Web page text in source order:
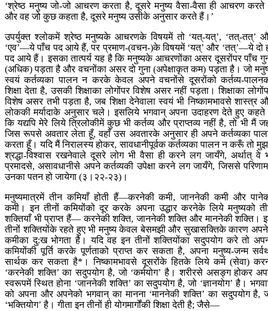
‘श्रेष्ठ मनुष्य जो-जो आचरण करता है, दूसरे मनुष्य वैसा-वैसा ही आचरण करते
और वह जो कुछ कहता है, दूसरे मनुष्य उसीके अनुसार करते हैं।’
उपर्युक्त श्लोकमें श्रेष्ठ मनुष्यके आचरणके विषयमें तो ‘यत्-यत्’, ‘तत्-तत्’
‘एव’—ये पाँच पद आये हैं, पर प्रमाण-(वचन-)के विषयमें ‘यत्’ और ‘तत्’—ये दो
पद आये हैं। इसका तात्पर्य यह है कि मनुष्यके आचरणोंका असर दूसरोंपर पाँच
(अधिक) पड़ता है और वचनोंका असर दो गुना (अपेक्षाकृत कम) पड़ता है। जो
स्वयं कर्तव्यका पालन न करके केवल अपने वचनोंसे दूसरोंको कर्तव्य-
शिक्षा देता है, उसकी शिक्षाका लोगोंपर विशेष असर नहीं पड़ता। शिक्षाका
विशेष असर तभी पड़ता है, जब शिक्षा देनेवाला स्वयं भी निष्कामभावसे शास्त्र
लोककी मर्यादाके अनुसार चले। इसलिये भगवान् अपना उदाहरण देते हुए कहते
कि यद्यपि मेरे लिये त्रिलोकीमें कुछ भी कर्तव्य और प्राप्तव्य नहीं है, तो भी मैं
जिस रूपसे अवतार लेता हूँ, वहाँ उस अवतारके अनुसार ही अपने कर्तव्यका
करता हूँ। यदि मैं निरालस्य होकर, सावधानीपूर्वक कर्तव्यका पालन न करूँ तो
श्रद्धा-विश्वास रखनेवाले दूसरे लोग भी वैसा ही करने लग जायँगे, अर्थात् वे
प्रमादसे, असावधानीसे अपने कर्तव्यकी उपेक्षा करने लग जायँगे, जिससे
उनका पतन हो जायेगा (३।२२-२३)।
मनुष्यमात्रमें तीन कमियाँ होती हैं—करनेकी कमी, जाननेकी कमी और
कमी। इन तीनों कमियोंको दूर करके अपना उद्धार करनेके लिये मनुष्यको
शक्तियाँ भी प्राप्त हैं— करनेकी शक्ति, जाननेकी शक्ति और माननेकी शक्ति।
तीनों शक्तियोंके रहते हुए भी मनुष्य केवल बेसमझी और सुखासक्तिके कारण
कमीका दु:ख भोगता है। यदि वह इन तीनों शक्तियोंका सदुपयोग करे तो
कमियोंकी पूर्ति करके पूर्णताको प्राप्त कर सकता है, अपना मनुष्य-जन्म
सार्थक कर सकता है*। निष्कामभावसे दूसरोंके हितके लिये कर्म (सेवा)
‘करनेकी शक्ति’ का सदुपयोग है, जो ‘कर्मयोग’ है। शरीरसे असङ्ग होकर
स्वरूपमें स्थित होना ‘जाननेकी शक्ति’ का सदुपयोग है, जो ‘ज्ञानयोग’ है।
को अपना और अपनेको भगवान् का मानना ‘माननेकी शक्ति’ का सदुपयोग है,
‘भक्तियोग’ है। गीता इन तीनों ही योगमार्गोंकी शिक्षा देती है; जैसे—